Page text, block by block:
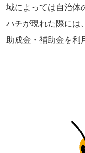
域によっては自治体
ハチが現れた際には
助成金・補助金を利